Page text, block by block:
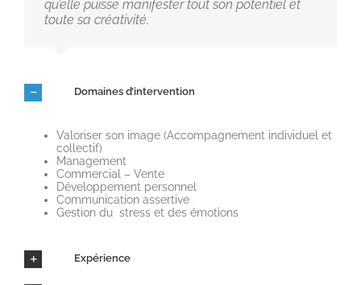
qu’elle puisse manifester tout son potentiel et
toute sa créativité.
Domaines d’intervention
Valoriser son image (Accompagnement individuel et
collectif)
Management
Commercial – Vente
Développement personnel
Communication assertive
Gestion du stress et des émotions
Expérience